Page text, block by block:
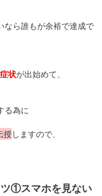
なら誰もが余裕で達成で
状が出始めて、
る為に
授しますので、
①スマホを見ない